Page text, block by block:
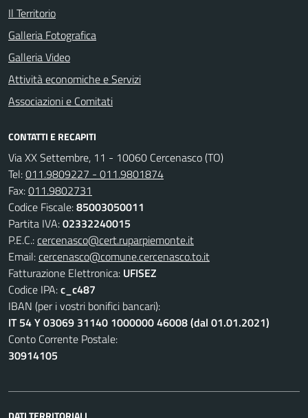
Il Territorio
Galleria Fotografica
Galleria Video
Attività economiche e Servizi
Associazioni e Comitati
CONTATTI E RECAPITI
Via XX Settembre, 11 - 10060 Cercenasco (TO)
Tel:011.9809227 - 011.9801874
Fax:011.9802731
Codice Fiscale:85003050011
Partita IVA:02332240015
P.E.C.:cercenasco@cert.ruparpiemonte.it
Email:cercenasco@comune.cercenasco.to.it
Fatturazione Elettronica: UFISEZ
Codice IPA:c_c487
IBAN (per i vostri bonifici bancari):
IT 54 Y 03069 31140 1000000 46008 (dal 01.01.2021)
Conto Corrente Postale:
30914105